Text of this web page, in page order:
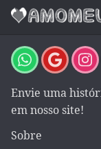
Envie uma
em nosso site!
Sobre